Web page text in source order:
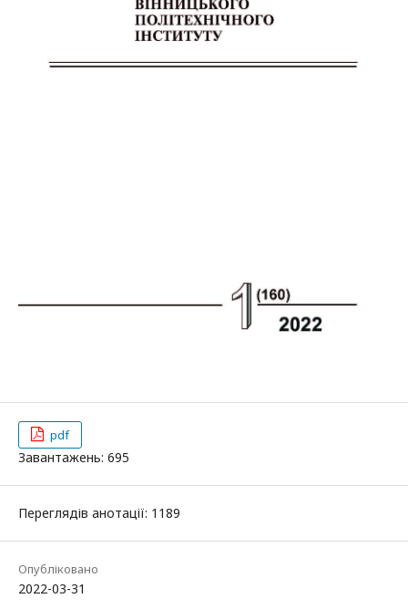
pdf
Завантажень: 695
Переглядів анотації: 1189
Опубліковано
2022-03-31